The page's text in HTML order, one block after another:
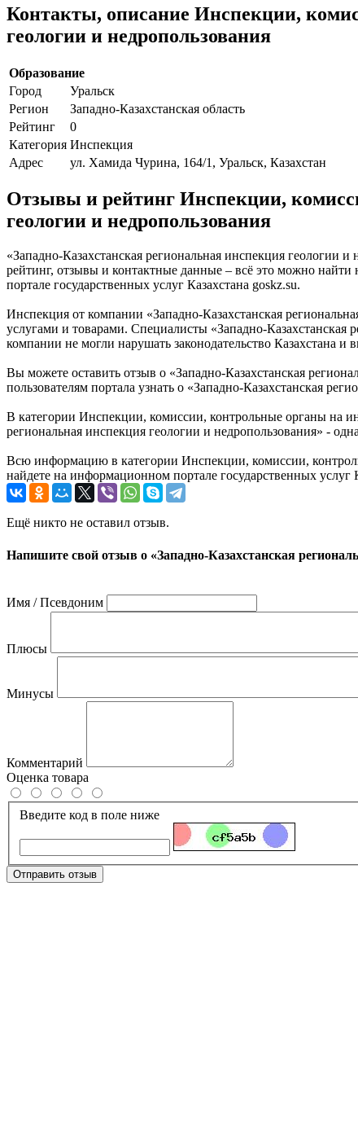
Контакты, описание Инспекции,
геологии и недропользования
Образование
Город
Уральск
Регион
Западно-Казахстанская область
Рейтинг
0
Категория Инспекция
Адрес
ул. Хамида Чурина, 164/1, Уральск, Казахстан
Отзывы и рейтинг Инспекции,
геологии и недропользования
«Западно-Казахстанская региональная инспекция геологии
рейтинг, отзывы и контактные данные – всё это можно
портале государственных услуг Казахстана goskz.su.
Инспекция от компании «Западно-Казахстанская
услугами и товарами. Специалисты «Западно-
компании не могли нарушать законодательство Казахстана и
Вы можете оставить отзыв о «Западно-Казахстанская
пользователям портала узнать о «Западно-Казахстанская
В категории Инспекции, комиссии, контрольные органы на
региональная инспекция геологии и недропользования» -
Всю информацию в категории Инспекции, комиссии,
найдете на информационном портале государственных услуг
Ещё никто не оставил отзыв.
Напишите свой отзыв о «Западно-Казахстанская
Имя / Псевдоним
Плюсы
Минусы
Комментарий
Оценка товара
Введите код в поле ниже
Отправить отзыв